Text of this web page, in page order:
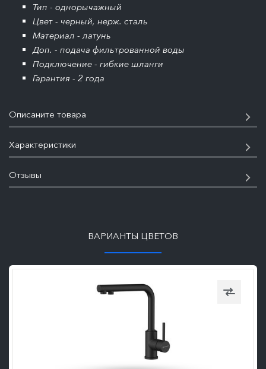
Тип - однорычажный
Цвет - черный, нерж. сталь
Материал - латунь
Доп. - подача фильтрованной воды
Подключение - гибкие шланги
Гарантия - 2 года
Описаните товара
Характеристики
Отзывы
ВАРИАНТЫ ЦВЕТОВ